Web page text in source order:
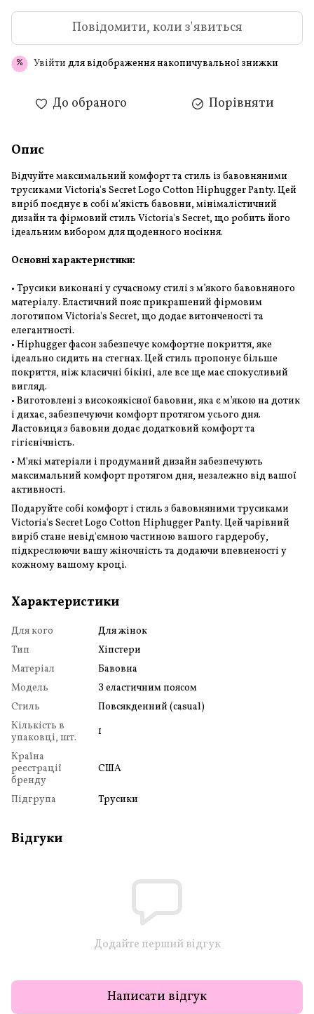
Повідомити, коли з'явиться
% Увійти для відображення накопичувальної знижки
До обраного Порівняти
Опис
Відчуйте максимальний комфорт та стиль із бавовняними
трусиками Victoria's Secret Logo Cotton Hiphugger Panty. Цей
виріб поєднує в собі м'якість бавовни, мінімалістичний
дизайн та фірмовий стиль Victoria's Secret, що робить його
ідеальним вибором для щоденного носіння.
Основні характеристики:
• Трусики виконані у сучасному стилі з м’якого бавовняного
матеріалу. Еластичний пояс прикрашений фірмовим
логотипом Victoria's Secret, що додає витонченості та
елегантності.
• Hiphugger фасон забезпечує комфортне покриття, яке
ідеально сидить на стегнах. Цей стиль пропонує більше
покриття, ніж класичні бікіні, але все ще має спокусливий
вигляд.
• Виготовлені з високоякісної бавовни, яка є м’якою на дотик
і дихає, забезпечуючи комфорт протягом усього дня.
Ластовиця з бавовни додає додатковий комфорт та
гігієнічність.
• М'які матеріали і продуманий дизайн забезпечують
максимальний комфорт протягом дня, незалежно від вашої
активності.
Подаруйте собі комфорт і стиль з бавовняними трусиками
Victoria's Secret Logo Cotton Hiphugger Panty. Цей чарівний
виріб стане невід'ємною частиною вашого гардеробу,
підкреслюючи вашу жіночність та додаючи впевненості у
кожному вашому кроці.
Характеристики
Для кого
Для жінок
Тип
Хіпстери
Матеріал
Бавовна
Модель
З еластичним поясом
Стиль
Повсякденний (casual)
Кількість в
упаковці, шт.
1
Країна
реєстрації
бренду
США
Підгрупа Трусики
Відгуки
Додайте перший відгук
Написати відгук